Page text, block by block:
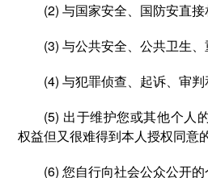
(2) 与国家安全、国防安直接
(3) 与公共安全、公共卫生
(4) 与犯罪侦查、起诉、审
(5) 出于维护您或其他个人
权益但又很难得到本人授权同意
(6) 您自行向社会公众公开的